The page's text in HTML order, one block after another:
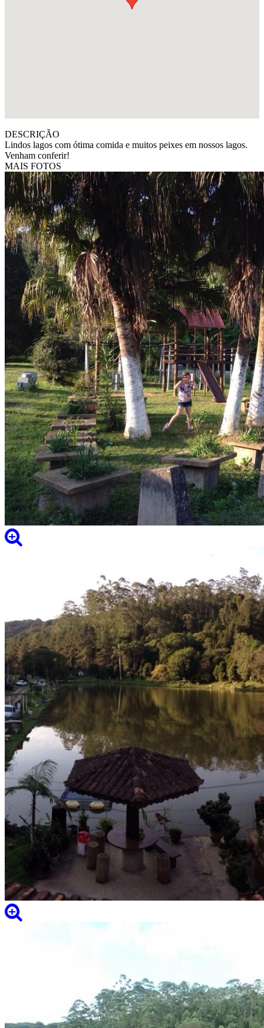
DESCRIÇÃO
Lindos lagos com ótima comida e muitos peixes em nossos lagos.
Venham conferir!
MAIS FOTOS